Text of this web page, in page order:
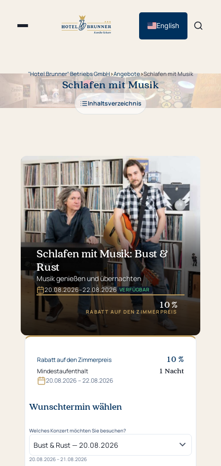
English
"Hotel Brunner" Betriebs GmbH ›Angebote›Schlafen mit Musik
Schlafen mit Musik
Inhaltsverzeichnis
Schlafen mit Musik: Bust &
Rust
Musik genießen und übernachten
20.​08.​2026–22.​08.​2026
Gültig
vom
20.​
08.​
bis
2026
VERFÜGBAR
10 %
RABATT AUF DEN ZIMMERPREIS
Rabatt auf den Zimmerpreis 10 %
Mindestaufenthalt
1 Nacht
20.​08.​2026 – 22.​08.​2026
Wunschtermin wählen
Welches Konzert möchten Sie besuchen?
20.08.2026 – 21.08.2026